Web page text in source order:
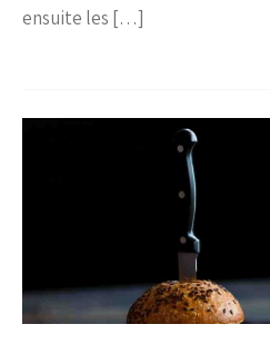
ensuite les […]